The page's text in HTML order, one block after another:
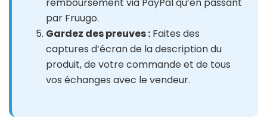
par Fruugo.
Gardez des preuves : Faites des
captures d’écran de la description du
produit, de votre commande et de tous
vos échanges avec le vendeur.